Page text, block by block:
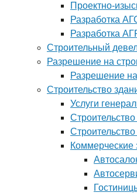
Проектно-
Разработка
Разработка
Строительный
Разрешение на
Разрешение
Строительство
Услуги
Коммерческие